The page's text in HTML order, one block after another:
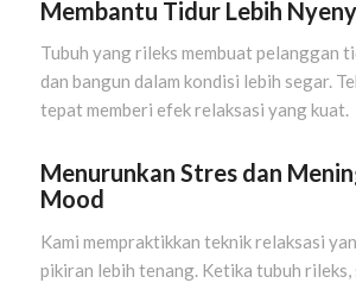
Membantu Tidur Lebih
Tubuh yang rileks membuat pelanggan
dan bangun dalam kondisi lebih segar.
tepat memberi efek relaksasi yang kuat.
Menurunkan Stres dan
Mood
Kami mempraktikkan teknik relaksasi
pikiran lebih tenang. Ketika tubuh rileks,